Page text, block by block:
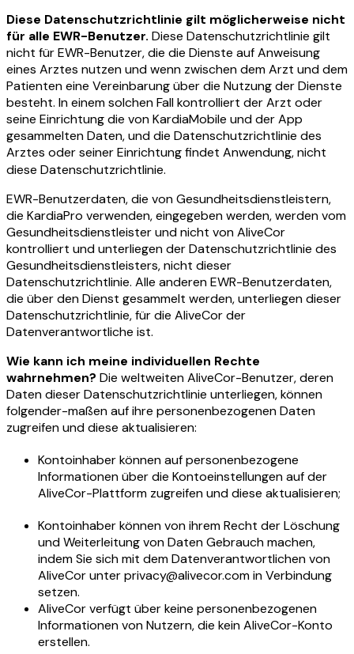
Diese Datenschutzrichtlinie gilt möglicherweise nicht
für alle EWR-Benutzer. Diese Datenschutzrichtlinie gilt
nicht für EWR-Benutzer, die die Dienste auf Anweisung
eines Arztes nutzen und wenn zwischen dem Arzt und dem
Patienten eine Vereinbarung über die Nutzung der Dienste
besteht. In einem solchen Fall kontrolliert der Arzt oder
seine Einrichtung die von KardiaMobile und der App
gesammelten Daten, und die Datenschutzrichtlinie des
Arztes oder seiner Einrichtung findet Anwendung, nicht
diese Datenschutzrichtlinie.
EWR-Benutzerdaten, die von Gesundheitsdienstleistern,
die KardiaPro verwenden, eingegeben werden, werden vom
Gesundheitsdienstleister und nicht von AliveCor
kontrolliert und unterliegen der Datenschutzrichtlinie des
Gesundheitsdienstleisters, nicht dieser
Datenschutzrichtlinie. Alle anderen EWR-Benutzerdaten,
die über den Dienst gesammelt werden, unterliegen dieser
Datenschutzrichtlinie, für die AliveCor der
Datenverantwortliche ist.
Wie kann ich meine individuellen Rechte
wahrnehmen? Die weltweiten AliveCor-Benutzer, deren
Daten dieser Datenschutzrichtlinie unterliegen, können
folgender-maßen auf ihre personenbezogenen Daten
zugreifen und diese aktualisieren:
Kontoinhaber können auf personenbezogene
Informationen über die Kontoeinstellungen auf der
AliveCor-Plattform zugreifen und diese aktualisieren;
Kontoinhaber können von ihrem Recht der Löschung
und Weiterleitung von Daten Gebrauch machen,
indem Sie sich mit dem Datenverantwortlichen von
AliveCor unter privacy@alivecor.com in Verbindung
setzen.
AliveCor verfügt über keine personenbezogenen
Informationen von Nutzern, die kein AliveCor-Konto
erstellen.